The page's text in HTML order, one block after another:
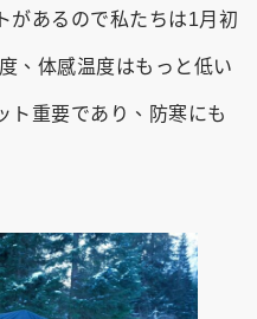
があるので私たちは1月初
、体感温度はもっと低い
ト重要であり、防寒にも